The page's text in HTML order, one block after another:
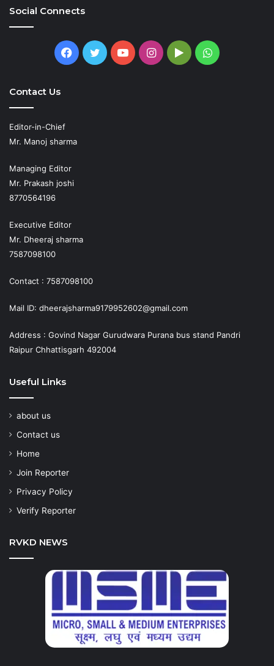
Social Connects
Facebook
TwitterYouTubeInstagram
GoogleWhatsApp
Contact Us
Editor-in-Chief
Mr. Manoj sharma
Managing Editor
Mr. Prakash joshi
8770564196
Executive Editor
Mr. Dheeraj sharma
7587098100
Contact : 7587098100
Mail ID: dheerajsharma9179952602@gmail.com
Address : Govind Nagar Gurudwara Purana bus stand Pandri
Raipur Chhattisgarh 492004
Useful Links
about us
Contact us
Home
Join Reporter
Privacy Policy
Verify Reporter
RVKD NEWS